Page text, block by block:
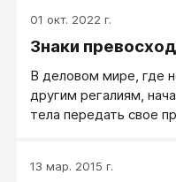
01 окт. 2022 г.
Знаки
В деловом мире, где
другим регалиям,
тела передать свое
исследователя
13 мар. 2015 г.